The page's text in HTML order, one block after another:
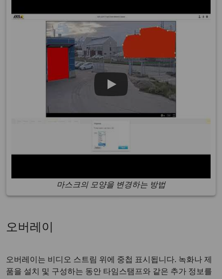
마스크의 모양을 변경하는 방법
오버레이
오버레이는 비디오 스트림 위에 중첩 표시됩니다. 녹화나 제
품을 설치 및 구성하는 동안 타임스탬프와 같은 추가 정보를